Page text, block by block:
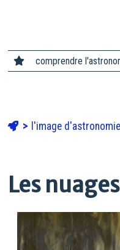
comprendre
l'image
Les